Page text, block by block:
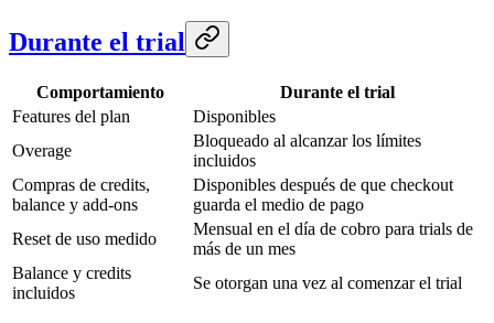
Durante el trial
Comportamiento
Durante el trial
Features del plan
Disponibles
Overage
Bloqueado al alcanzar los límites
incluidos
Compras de credits,
balance y add-ons
Disponibles después de que checkout
guarda el medio de pago
Reset de uso medido
Mensual en el día de cobro para trials de
más de un mes
Balance y credits
incluidos
Se otorgan una vez al comenzar el trial